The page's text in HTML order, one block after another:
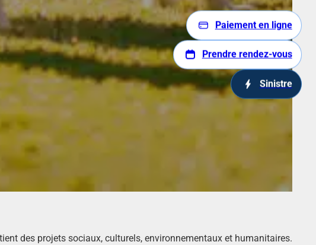
des projets sociaux, culturels, environnementaux et humanitaires.
Paiement en ligne
Prendre rendez-vous
Sinistre